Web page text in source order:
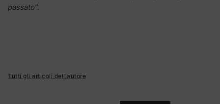
passato”.
Tutti gli articoli dell'autore